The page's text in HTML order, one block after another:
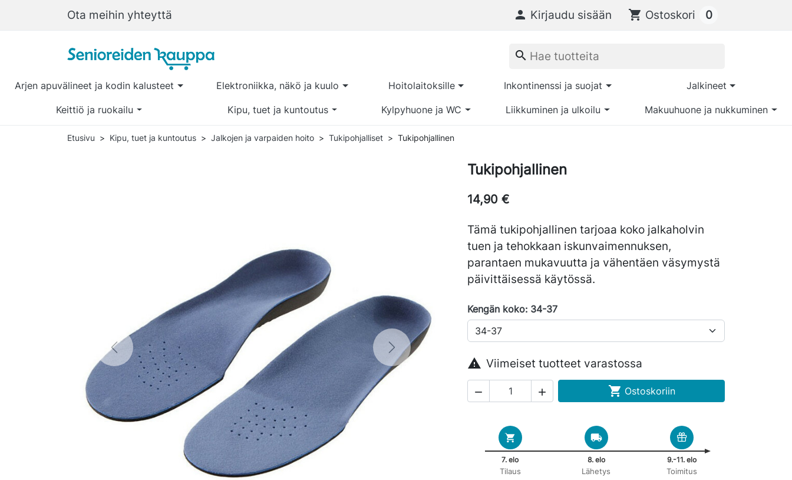
Ota meihin yhteyttä  Kirjaudu sisään shopping_cart Ostoskori 0
Arjen apuvälineet ja kodin kalusteet Elektroniikka, näkö ja kuulo Hoitolaitoksille Inkontinenssi ja suojat Jalkineet
Keittiö ja ruokailu Kipu, tuet ja kuntoutus Kylpyhuone ja WC Liikkuminen ja ulkoilu Makuuhuone ja nukkuminen
search
Etusivu Kipu, tuet ja kuntoutus Jalkojen ja varpaiden hoito Tukipohjalliset Tukipohjallinen
Previous Next
Tukipohjallinen
14,90 €
Tämä tukipohjallinen tarjoaa koko jalkaholvin
tuen ja tehokkaan iskunvaimennuksen,
parantaen mukavuutta ja vähentäen väsymystä
päivittäisessä käytössä.
Kengän koko: 34-37
 Viimeiset tuotteet varastossa
   Ostoskoriin
7. elo
Tilaus
8. elo
Lähetys
9.-11. elo
Toimitus